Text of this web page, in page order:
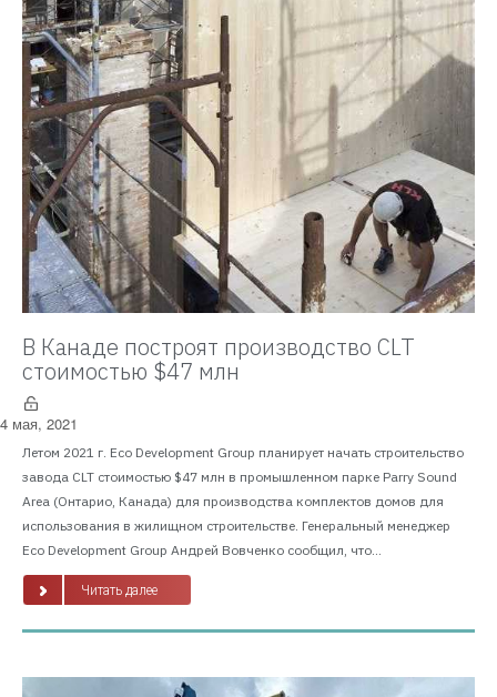
В Канаде построят производство CLT
стоимостью $47 млн
4 мая, 2021
Летом 2021 г. Eco Development Group планирует начать строительство
завода CLT стоимостью $47 млн в промышленном парке Parry Sound
Area (Онтарио, Канада) для производства комплектов домов для
использования в жилищном строительстве. Генеральный менеджер
Eco Development Group Андрей Вовченко сообщил, что...
Читать далее